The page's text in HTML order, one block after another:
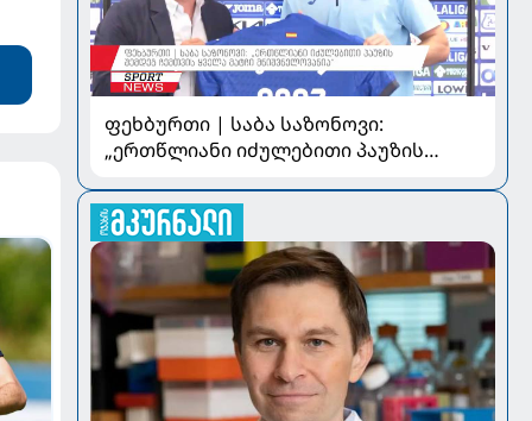
ფეხბურთი | საბა საზონოვი:
„ერთწლიანი იძულებითი პაუზის
მნიშვნელოვანია“